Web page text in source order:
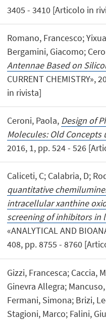
3405 - 3410 [Articolo in
Romano, Francesco;
Bergamini, Giacomo;
Antennae Based on
CURRENT CHEMISTRY»,
in rivista]
Ceroni, Paola, Design of
Molecules: Old Concepts
2016, 1, pp. 524 - 526
Caliceti, C; Calabria, D;
quantitative
intracellular xanthine
screening of inhibitors in
«ANALYTICAL AND
408, pp. 8755 - 8760
Gizzi, Francesca; Caccia,
Ginevra Allegra;
Fermani, Simona; Brizi,
Stagioni, Marco; Falini,